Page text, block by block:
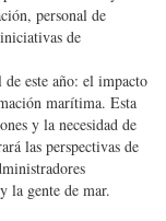
personal de
de
de este año: el impacto
marítima. Esta
y la necesidad de
las perspectivas de
la gente de mar.